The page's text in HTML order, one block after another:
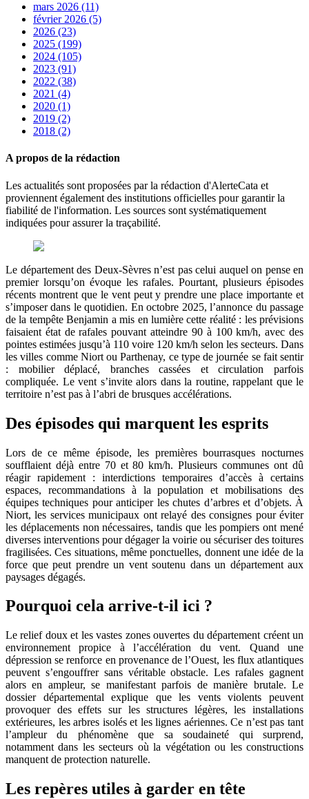
mars 2026 (11)
février 2026 (5)
2026 (23)
2025 (199)
2024 (105)
2023 (91)
2022 (38)
2021 (4)
2020 (1)
2019 (2)
2018 (2)
A propos de la rédaction
Les actualités sont proposées par la rédaction d'AlerteCata et
proviennent également des institutions officielles pour garantir la
fiabilité de l'information. Les sources sont systématiquement
indiquées pour assurer la traçabilité.
Le département des Deux-Sèvres n’est pas celui auquel on pense en
premier lorsqu’on évoque les rafales. Pourtant, plusieurs épisodes
récents montrent que le vent peut y prendre une place importante et
s’imposer dans le quotidien. En octobre 2025, l’annonce du passage
de la tempête Benjamin a mis en lumière cette réalité : les prévisions
faisaient état de rafales pouvant atteindre 90 à 100 km/h, avec des
pointes estimées jusqu’à 110 voire 120 km/h selon les secteurs. Dans
les villes comme Niort ou Parthenay, ce type de journée se fait sentir
: mobilier déplacé, branches cassées et circulation parfois
compliquée. Le vent s’invite alors dans la routine, rappelant que le
territoire n’est pas à l’abri de brusques accélérations.
Des épisodes qui marquent les esprits
Lors de ce même épisode, les premières bourrasques nocturnes
soufflaient déjà entre 70 et 80 km/h. Plusieurs communes ont dû
réagir rapidement : interdictions temporaires d’accès à certains
espaces, recommandations à la population et mobilisations des
équipes techniques pour anticiper les chutes d’arbres et d’objets. À
Niort, les services municipaux ont relayé des consignes pour éviter
les déplacements non nécessaires, tandis que les pompiers ont mené
diverses interventions pour dégager la voirie ou sécuriser des toitures
fragilisées. Ces situations, même ponctuelles, donnent une idée de la
force que peut prendre un vent soutenu dans un département aux
paysages dégagés.
Pourquoi cela arrive-t-il ici ?
Le relief doux et les vastes zones ouvertes du département créent un
environnement propice à l’accélération du vent. Quand une
dépression se renforce en provenance de l’Ouest, les flux atlantiques
peuvent s’engouffrer sans véritable obstacle. Les rafales gagnent
alors en ampleur, se manifestant parfois de manière brutale. Le
dossier départemental explique que les vents violents peuvent
provoquer des effets sur les structures légères, les installations
extérieures, les arbres isolés et les lignes aériennes. Ce n’est pas tant
l’ampleur du phénomène que sa soudaineté qui surprend,
notamment dans les secteurs où la végétation ou les constructions
manquent de protection naturelle.
Les repères utiles à garder en tête